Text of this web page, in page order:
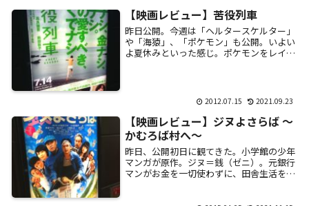
【映画レビュー】苦役列車
昨日公開。今週は「ヘルタースケルター」
や「海猿」、「ポケモン」も公開。いよい
よ夏休みといった感じ。ポケモンをレイト
2012.07.15 2021.09.23
【映画レビュー】ジヌよさらば ～
かむろば村へ～
昨日、公開初日に観てきた。小学館の少年
マンガが原作。ジヌ＝銭（ゼニ）。元銀行
マンがお金を一切使わずに、田舎生活を始